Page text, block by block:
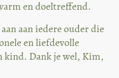
en doeltreffend.
aan iedere ouder die
en liefdevolle
kind. Dank je wel, Kim,